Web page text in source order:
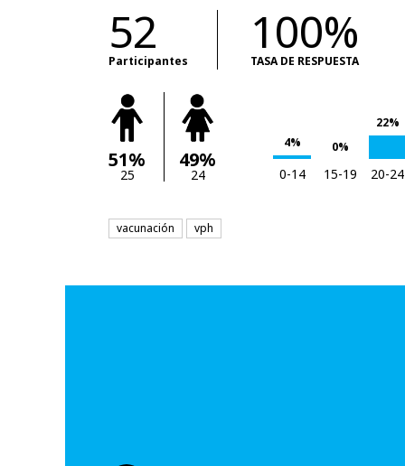
52
Participantes
100%
TASA DE RESPUESTA
51%
25
49%
24
4% 0%
22%
0-14 15-19 20-24
vacunación vph